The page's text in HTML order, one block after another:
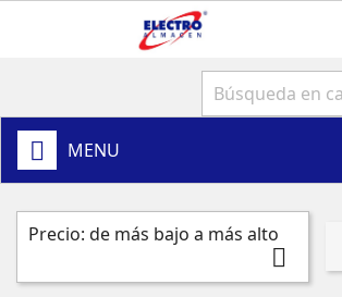
MENU
Precio: de más bajo a más alto
